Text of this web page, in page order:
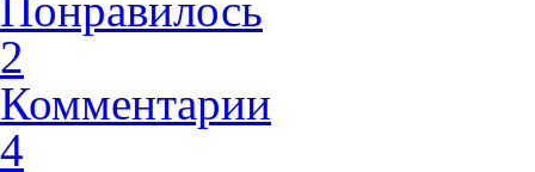
2
Комментарии
4